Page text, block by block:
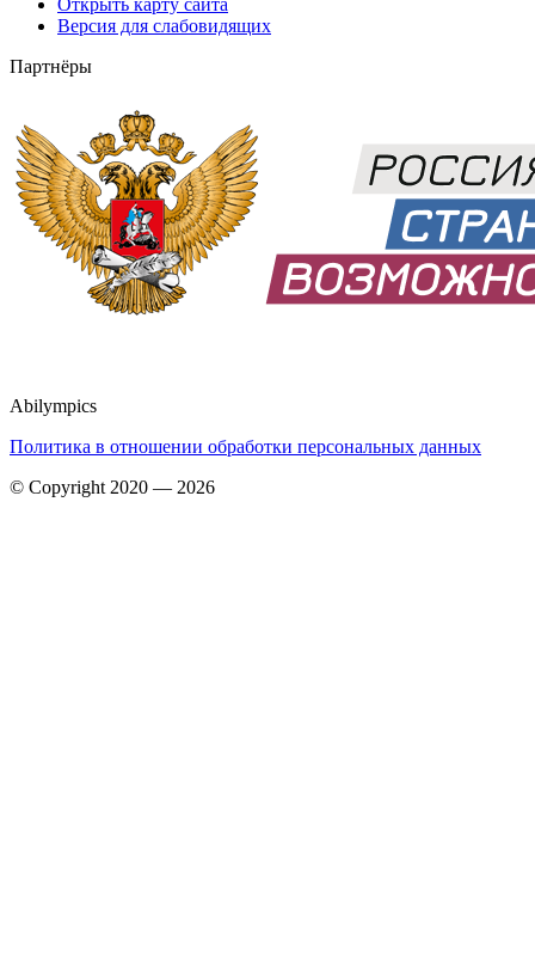
Открыть карту сайта
Версия для слабовидящих
Партнёры
Abilympics
Политика в отношении обработки персональных данных
© Copyright 2020 — 2026